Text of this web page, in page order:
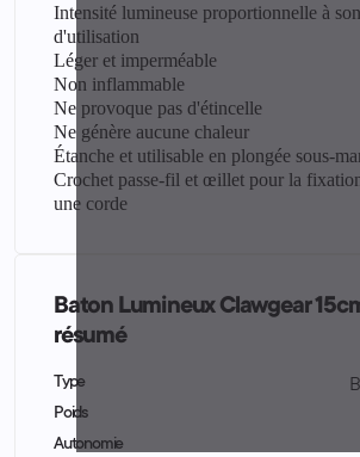
Intensité lumineuse proportionnelle à
d'utilisation
Léger et imperméable
Non inflammable
Ne provoque pas d'étincelle
Ne génère aucune chaleur
Étanche et utilisable en plongée sous-
Crochet passe-fil et œillet pour la
une corde
Baton Lumineux Clawgear
résumé
Type
Poids
Autonomie